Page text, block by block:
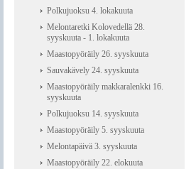
Polkujuoksu 4. lokakuuta
Melontaretki Kolovedellä 28.
syyskuuta - 1. lokakuuta
Maastopyöräily 26. syyskuuta
Sauvakävely 24. syyskuuta
Maastopyöräily makkaralenkki 16.
syyskuuta
Polkujuoksu 14. syyskuuta
Maastopyöräily 5. syyskuuta
Melontapäivä 3. syyskuuta
Maastopyöräily 22. elokuuta